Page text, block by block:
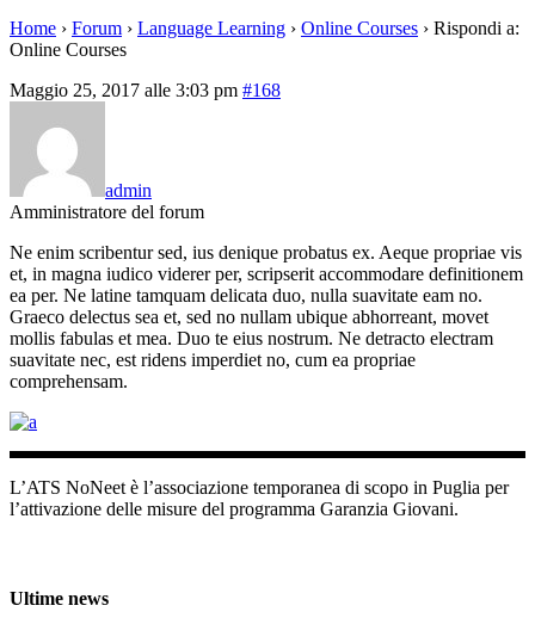
Home › Forum › Language Learning › Online Courses › Rispondi a:
Online Courses
Maggio 25, 2017 alle 3:03 pm #168
admin
Amministratore del forum
Ne enim scribentur sed, ius denique probatus ex. Aeque propriae vis
et, in magna iudico viderer per, scripserit accommodare definitionem
ea per. Ne latine tamquam delicata duo, nulla suavitate eam no.
Graeco delectus sea et, sed no nullam ubique abhorreant, movet
mollis fabulas et mea. Duo te eius nostrum. Ne detracto electram
suavitate nec, est ridens imperdiet no, cum ea propriae
comprehensam.
L’ATS NoNeet è l’associazione temporanea di scopo in Puglia per
l’attivazione delle misure del programma Garanzia Giovani.
Ultime news